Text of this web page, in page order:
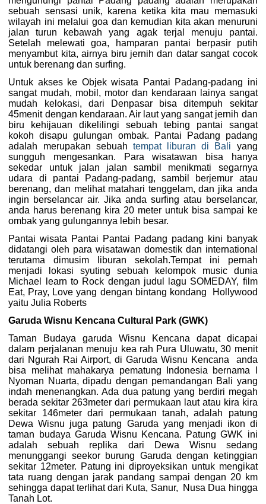
sebuah sensasi unik, karena ketika kita mau memasuki
wilayah ini melalui goa dan kemudian kita akan menuruni
jalan turun kebawah yang agak terjal menuju pantai.
Setelah melewati goa, hamparan pantai berpasir putih
menyambut kita, airnya biru jernih dan datar sangat cocok
untuk berenang dan surfing.
Untuk akses ke Objek wisata Pantai Padang-padang ini
sangat mudah, mobil, motor dan kendaraan lainya sangat
mudah kelokasi, dari Denpasar bisa ditempuh sekitar
45menit dengan kendaraan. Air laut yang sangat jernih dan
biru kehijauan dikelilingi sebuah tebing pantai sangat
kokoh disapu gulungan ombak. Pantai Padang padang
adalah merupakan sebuah tempat liburan di Bali yang
sungguh mengesankan. Para wisatawan bisa hanya
sekedar untuk jalan jalan sambil menikmati segarnya
udara di pantai Padang-padang, sambil berjemur atau
berenang, dan melihat matahari tenggelam, dan jika anda
ingin berselancar air. Jika anda surfing atau berselancar,
anda harus berenang kira 20 meter untuk bisa sampai ke
ombak yang gulungannya lebih besar.
Pantai wisata Pantai Pantai Padang padang kini banyak
didatangi oleh para wisatawan domestik dan international
terutama dimusim liburan sekolah.Tempat ini pernah
menjadi lokasi syuting sebuah kelompok music dunia
Michael learn to Rock dengan judul lagu SOMEDAY, film
Eat, Pray, Love yang dengan bintang kondang Hollywood
yaitu Julia Roberts
Garuda Wisnu Kencana Cultural Park (GWK)
Taman Budaya garuda Wisnu Kencana dapat dicapai
dalam perjalanan menuju kea rah Pura Uluwatu, 30 menit
dari Ngurah Rai Airport, di Garuda Wisnu Kencana anda
bisa melihat mahakarya pematung Indonesia bernama I
Nyoman Nuarta, dipadu dengan pemandangan Bali yang
indah menenangkan. Ada dua patung yang berdiri megah
berada sekitar 263meter dari permukaan laut atau kira kira
sekitar 146meter dari permukaan tanah, adalah patung
Dewa Wisnu juga patung Garuda yang menjadi ikon di
taman budaya Garuda Wisnu Kencana. Patung GWK ini
adalah sebuah replika dari Dewa Wisnu sedang
menunggangi seekor burung Garuda dengan ketinggian
sekitar 12meter. Patung ini diproyeksikan untuk mengikat
tata ruang dengan jarak pandang sampai dengan 20 km
sehingga dapat terlihat dari Kuta, Sanur, Nusa Dua hingga
Tanah Lot.